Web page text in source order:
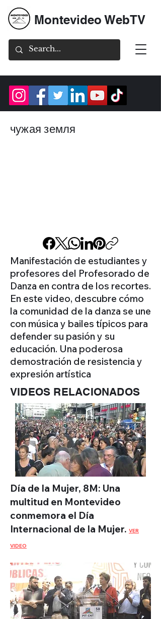
Montevideo WebTV
чужая земля
Manifestación de estudiantes y
profesores del Profesorado de
Danza en contra de los recortes.
En este video, descubre cómo
la comunidad de la danza se une
con música y bailes típicos para
defender su pasión y su
educación. Una poderosa
demostración de resistencia y
expresión artística
VIDEOS RELACIONADOS
Día de la Mujer, 8M: Una
multitud en Montevideo
conmemora el Día
Internacional de la Mujer. VER
VIDEO